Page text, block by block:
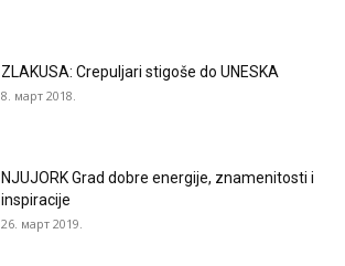
ZLAKUSA: Crepuljari stigoše do UNESKA
8. март 2018.
NJUJORK Grad dobre energije, znamenitosti i
inspiracije
26. март 2019.